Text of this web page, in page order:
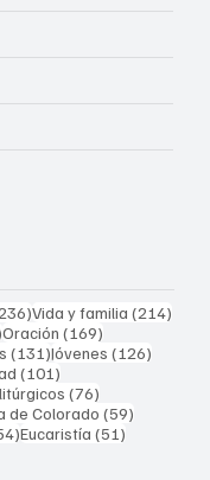
236 entradas
Vida y familia (214)
186 entradas
Oración (169)
(131)131 entradas
Jóvenes (126)
(101)
(76)
de Colorado (59)
54 entradas
Eucaristía (51)